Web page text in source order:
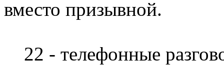
вместо призывной.
22 - телефонные